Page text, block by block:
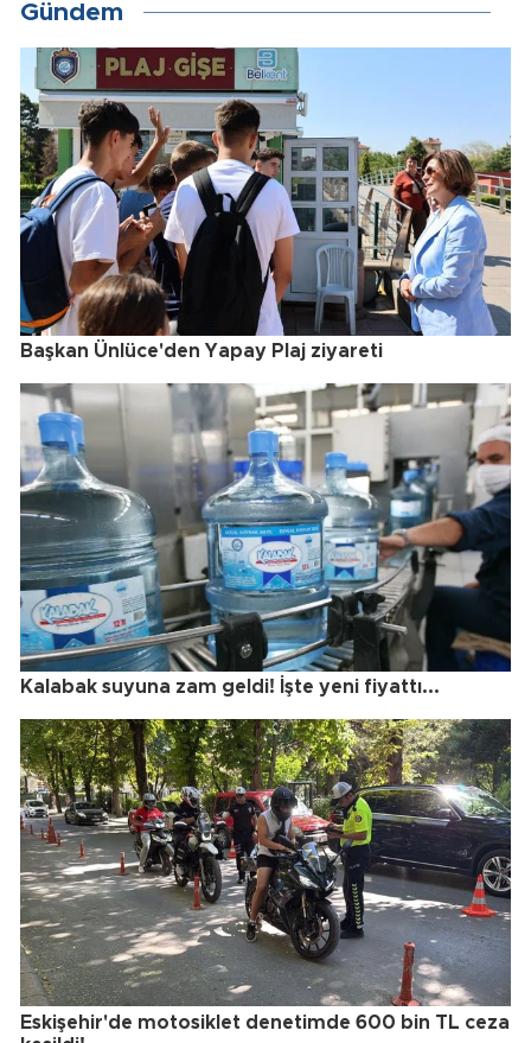
Gündem
Başkan Ünlüce'den Yapay Plaj ziyareti
Kalabak suyuna zam geldi! İşte yeni fiyattı...
Eskişehir'de motosiklet denetimde 600 bin TL ceza